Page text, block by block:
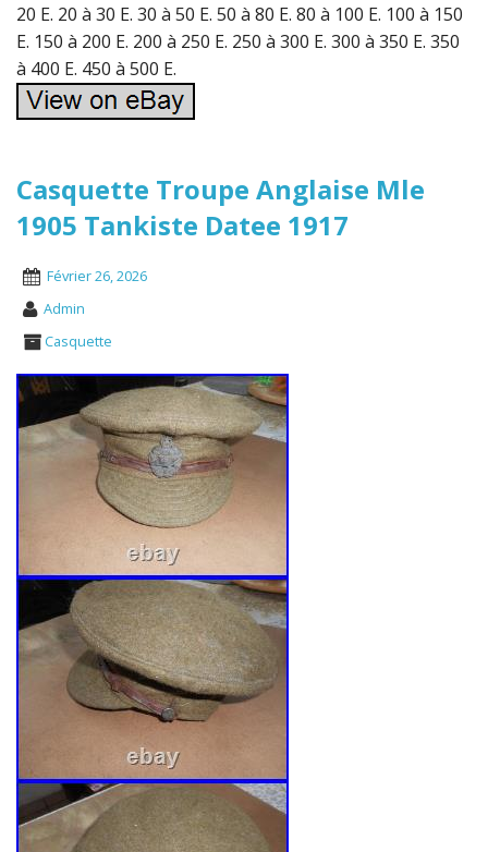
20 E. 20 à 30 E. 30 à 50 E. 50 à 80 E. 80 à 100 E. 100 à 150
E. 150 à 200 E. 200 à 250 E. 250 à 300 E. 300 à 350 E. 350
à 400 E. 450 à 500 E.
Casquette Troupe Anglaise Mle
1905 Tankiste Datee 1917
Février 26, 2026
Admin
Casquette